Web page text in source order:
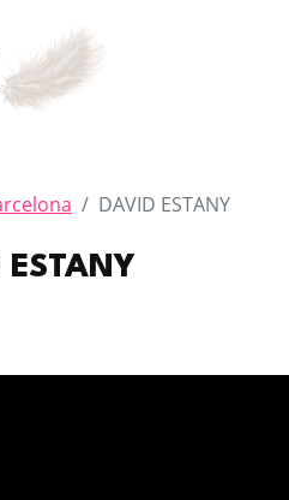
DAVID ESTANY
ESTANY